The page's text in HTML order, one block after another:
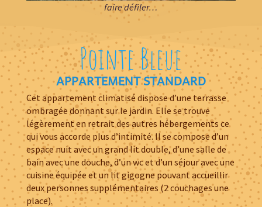
faire défiler…
Pointe Bleue
APPARTEMENT STANDARD
Cet appartement climatisé dispose d’une terrasse
ombragée donnant sur le jardin. Elle se trouve
légèrement en retrait des autres hébergements ce
qui vous accorde plus d’intimité. Il se compose d’un
espace nuit avec un grand lit double, d’une salle de
bain avec une douche, d’un wc et d’un séjour avec une
cuisine équipée et un lit gigogne pouvant accueillir
deux personnes supplémentaires (2 couchages une
place).